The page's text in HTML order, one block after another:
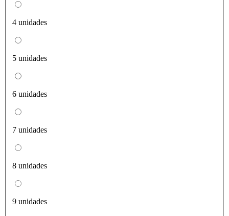
4 unidades
5 unidades
6 unidades
7 unidades
8 unidades
9 unidades